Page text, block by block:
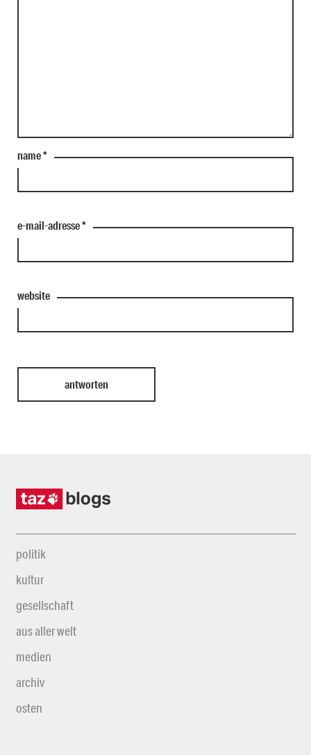
name*
e-mail-adresse*
website
politik
kultur
gesellschaft
aus aller welt
medien
archiv
osten